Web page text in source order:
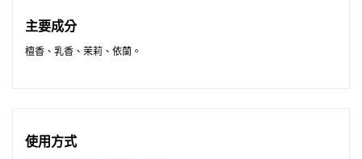
主要成分
檀香、乳香、茉莉、依蘭。
使用方式